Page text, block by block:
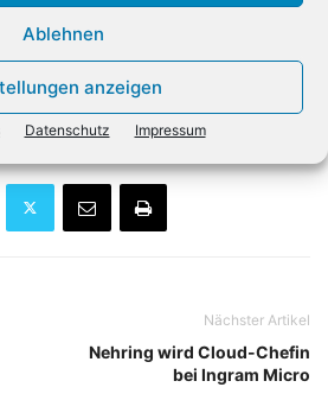
Ablehnen
anzeigen
Datenschutz Impressum
stehen Rack-Optimierte 19-Zoll-
im Server-Konfigurator individuell
können.
Nächster Artikel
Nehring wird Cloud-Chefin
bei Ingram Micro